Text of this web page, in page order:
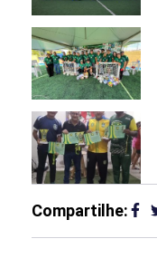
Compartilhe: